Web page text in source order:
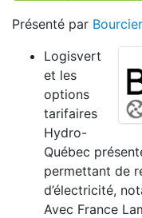
Présenté par
Logisvert
et les
options
tarifaires
Hydro-
Québec
permettant de
d’électricité,
Avec France